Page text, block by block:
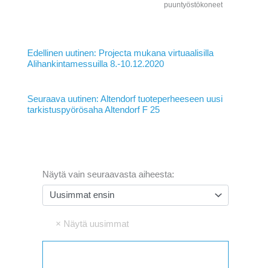
puuntyöstökoneet
Edellinen uutinen: Projecta mukana virtuaalisilla
Alihankintamessuilla 8.-10.12.2020
Seuraava uutinen: Altendorf tuoteperheeseen uusi
tarkistuspyörösaha Altendorf F 25
Näytä vain seuraavasta aiheesta: